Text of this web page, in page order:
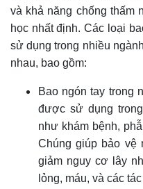
và khả năng chống thấm
học nhất định. Các loại
sử dụng trong nhiều
nhau, bao gồm:
Bao ngón tay trong
được sử dụng
như khám bệnh,
Chúng giúp bảo vệ
giảm nguy cơ lây
lỏng, máu, và các